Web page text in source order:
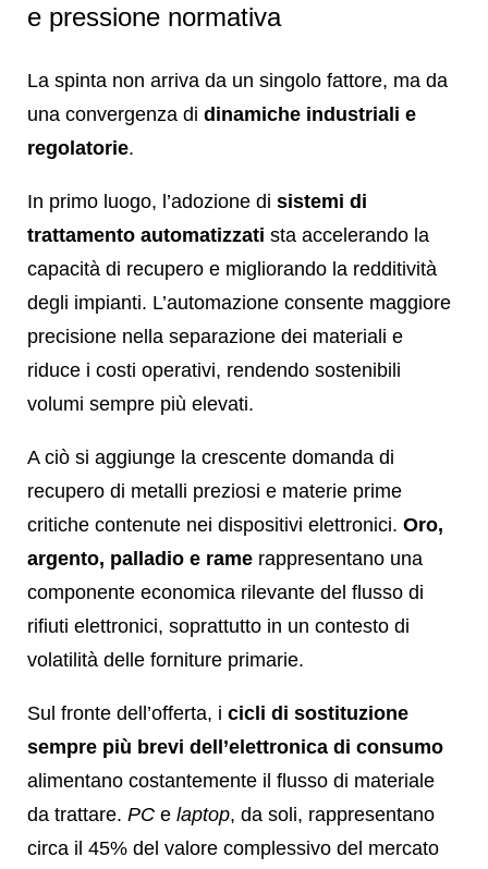
e pressione normativa
La spinta non arriva da un singolo fattore, ma da
una convergenza di dinamiche industriali e
regolatorie.
In primo luogo, l’adozione di sistemi di
trattamento automatizzati sta accelerando la
capacità di recupero e migliorando la redditività
degli impianti. L’automazione consente maggiore
precisione nella separazione dei materiali e
riduce i costi operativi, rendendo sostenibili
volumi sempre più elevati.
A ciò si aggiunge la crescente domanda di
recupero di metalli preziosi e materie prime
critiche contenute nei dispositivi elettronici. Oro,
argento, palladio e rame rappresentano una
componente economica rilevante del flusso di
rifiuti elettronici, soprattutto in un contesto di
volatilità delle forniture primarie.
Sul fronte dell’offerta, i cicli di sostituzione
sempre più brevi dell’elettronica di consumo
alimentano costantemente il flusso di materiale
da trattare. PC e laptop, da soli, rappresentano
circa il 45% del valore complessivo del mercato